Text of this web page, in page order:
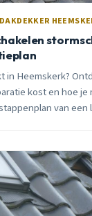
in Heemskerk?
kost en hoe je
van een